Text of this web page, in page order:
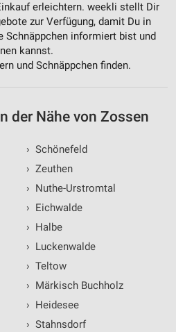
erleichtern. weekli stellt Dir
zur Verfügung, damit Du in
Schnäppchen informiert bist und
kannst.
und Schnäppchen finden.
der Nähe von Zossen
› Schönefeld
› Zeuthen
› Nuthe-Urstromtal
› Eichwalde
› Halbe
› Luckenwalde
› Teltow
› Märkisch Buchholz
› Heidesee
› Stahnsdorf